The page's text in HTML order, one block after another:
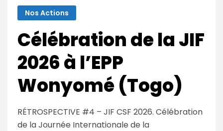
Nos Actions
Célébration de la JIF
2026 à l’EPP
Wonyomé (Togo)
RÉTROSPECTIVE #4 – JIF CSF 2026. Célébration
de la Journée Internationale de la